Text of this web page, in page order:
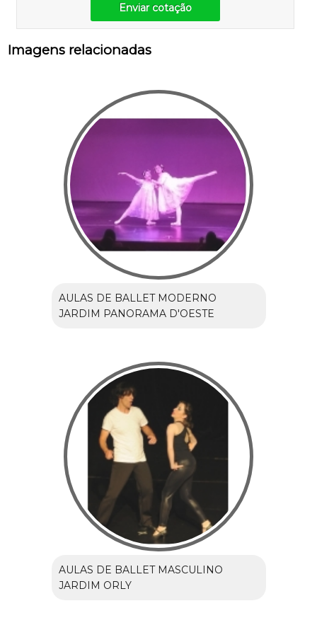
Enviar cotação
Imagens relacionadas
AULAS DE BALLET MODERNO
JARDIM PANORAMA D'OESTE
AULAS DE BALLET MASCULINO
JARDIM ORLY